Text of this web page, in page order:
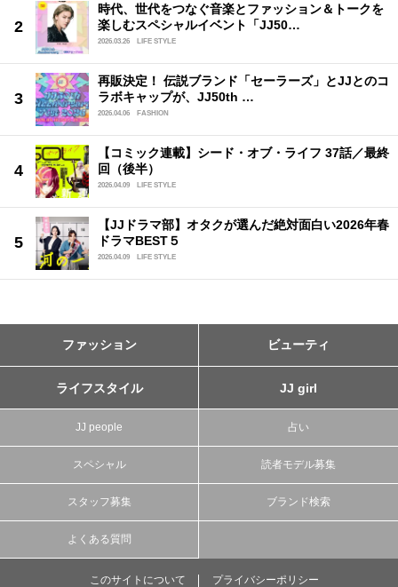
時代、世代をつなぐ音楽とファッション＆トークを
楽しむスペシャルイベント「JJ50…
2026.03.26 LIFE STYLE
再販決定！ 伝説ブランド「セーラーズ」とJJとのコ
ラボキャップが、JJ50th …
2026.04.06 FASHION
【コミック連載】シード・オブ・ライフ 37話／最終
回（後半）
2026.04.09 LIFE STYLE
【JJドラマ部】オタクが選んだ絶対面白い2026年春
ドラマBEST５
2026.04.09 LIFE STYLE
ファッション ビューティ
ライフスタイル JJ girl
JJ people 占い
スペシャル 読者モデル募集
スタッフ募集 ブランド検索
よくある質問
このサイトについて
プライバシーポリシー